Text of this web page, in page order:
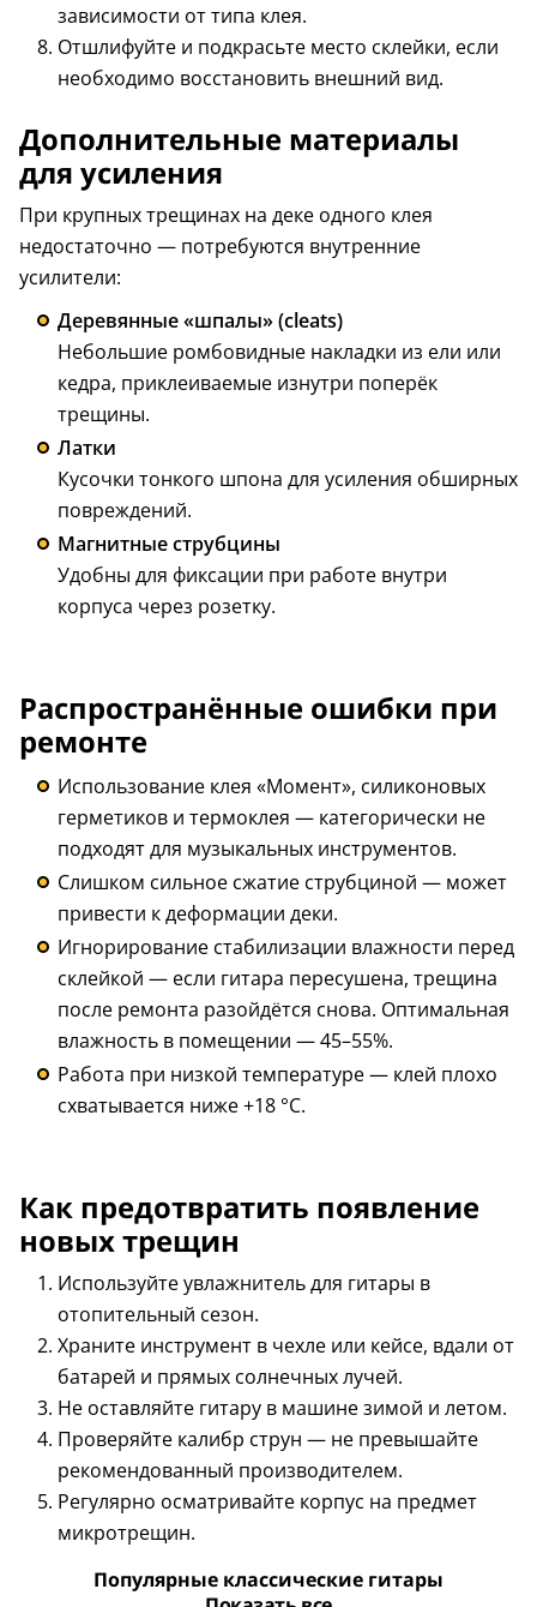
зависимости от типа клея.
Отшлифуйте и подкрасьте место склейки, если
необходимо восстановить внешний вид.
Дополнительные материалы
для усиления
При крупных трещинах на деке одного клея
недостаточно — потребуются внутренние
усилители:
Деревянные «шпалы» (cleats)
Небольшие ромбовидные накладки из ели или
кедра, приклеиваемые изнутри поперёк
трещины.
Латки
Кусочки тонкого шпона для усиления обширных
повреждений.
Магнитные струбцины
Удобны для фиксации при работе внутри
корпуса через розетку.
Распространённые ошибки при
ремонте
Использование клея «Момент», силиконовых
герметиков и термоклея — категорически не
подходят для музыкальных инструментов.
Слишком сильное сжатие струбциной — может
привести к деформации деки.
Игнорирование стабилизации влажности перед
склейкой — если гитара пересушена, трещина
после ремонта разойдётся снова. Оптимальная
влажность в помещении — 45–55%.
Работа при низкой температуре — клей плохо
схватывается ниже +18 °C.
Как предотвратить появление
новых трещин
Используйте увлажнитель для гитары в
отопительный сезон.
Храните инструмент в чехле или кейсе, вдали от
батарей и прямых солнечных лучей.
Не оставляйте гитару в машине зимой и летом.
Проверяйте калибр струн — не превышайте
рекомендованный производителем.
Регулярно осматривайте корпус на предмет
микротрещин.
Популярные классические гитары